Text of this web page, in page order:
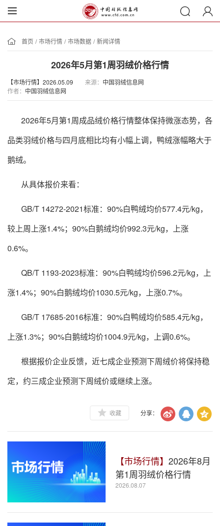
首页 / 市场行情 / 市场数据 / 新闻详情
2026年5月第1周羽绒价格行情
【市场行情】2026.05.09 来源： 中国羽绒信息网
作者： 中国羽绒信息网
2026年5月第1周成品绒价格行情整体保持微涨态势，各
品类羽绒价格与四月底相比均有小幅上调，鸭绒涨幅略大于
鹅绒。
从具体报价来看：
GB/T 14272-2021标准：90%白鸭绒均价577.4元/kg，
较上周上涨1.4%；90%白鹅绒均价992.3元/kg，上涨
0.6%。
QB/T 1193-2023标准：90%白鸭绒均价596.2元/kg，上
涨1.4%；90%白鹅绒均价1030.5元/kg，上涨0.7%。
GB/T 17685-2016标准：90%白鸭绒均价585.4元/kg，
上涨1.3%；90%白鹅绒均价1004.9元/kg，上调0.6%。
根据报价企业反馈，近七成企业预测下周绒价将保持稳
定，约三成企业预测下周绒价或继续上涨。
收藏 分享：
【市场行情】 2026年8月
第1周羽绒价格行情
2026.08.07